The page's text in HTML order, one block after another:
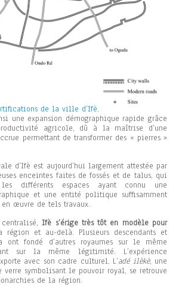
de la ville d’Ifè.
une expansion démographique rapide grâce
agricole, dû à la maîtrise d’une
permettant de transformer des « pierres »
d’Ifè est aujourd’hui largement attestée par
enceintes faites de fossés et de talus, qui
différents espaces ayant connu une
et une entité politique suffisamment
œuvre de tels travaux.
centralisé,Ifè s’érige très tôt en modèle pour
et au-delà. Plusieurs descendants et
ont fondé d’autres royaumes sur le même
sur la même légitimité. L’expérience
avec son cadre culturel. L’adé ilèkè, une
verre symbolisant le pouvoir royal, se retrouve
de la région.